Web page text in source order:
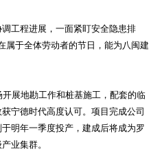
工程进展，一面紧盯安全隐患排
属于全体劳动者的节日，能为八闽建
展地勘工作和桩基施工，配套的临
宁德时代高度认可。项目完成公司
明年一季度投产，建成后将成为罗
业集群。